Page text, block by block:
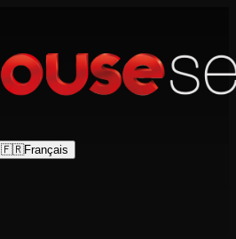
🇫🇷Français